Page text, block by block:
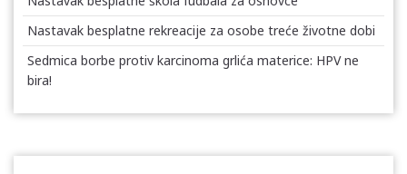
Nastavak besplatne rekreacije za osobe treće životne dobi
Sedmica borbe protiv karcinoma grlića materice: HPV ne
bira!